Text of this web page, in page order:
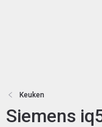
Keuken
Siemens